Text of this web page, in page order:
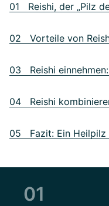
01 Reishi, der „Pilz
02 Vorteile von
04 Reishi
05 Fazit: Ein Heilpilz
01